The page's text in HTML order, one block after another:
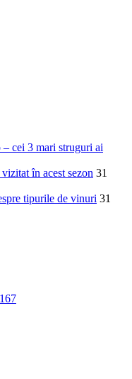
cei 3 mari struguri ai
în acest sezon 31
tipurile de vinuri 31